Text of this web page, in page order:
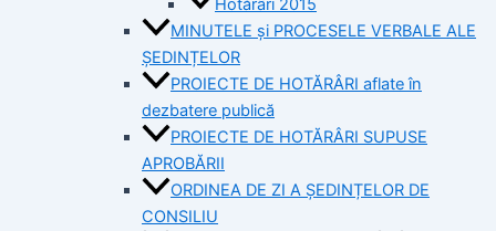
MINUTELE și PROCESELE VERBALE ALE
ȘEDINȚELOR
PROIECTE DE HOTĂRÂRI aflate în
dezbatere publică
PROIECTE DE HOTĂRÂRI SUPUSE
APROBĂRII
ORDINEA DE ZI A ȘEDINȚELOR DE
CONSILIU